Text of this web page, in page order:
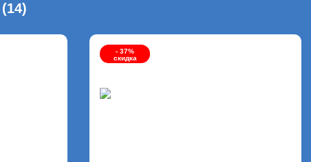
- 37%
скидка